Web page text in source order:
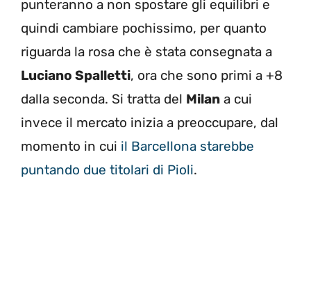
punteranno a non spostare gli equilibri e
quindi cambiare pochissimo, per quanto
riguarda la rosa che è stata consegnata a
Luciano Spalletti, ora che sono primi a +8
dalla seconda. Si tratta del Milan a cui
invece il mercato inizia a preoccupare, dal
momento in cui il Barcellona starebbe
puntando due titolari di Pioli.